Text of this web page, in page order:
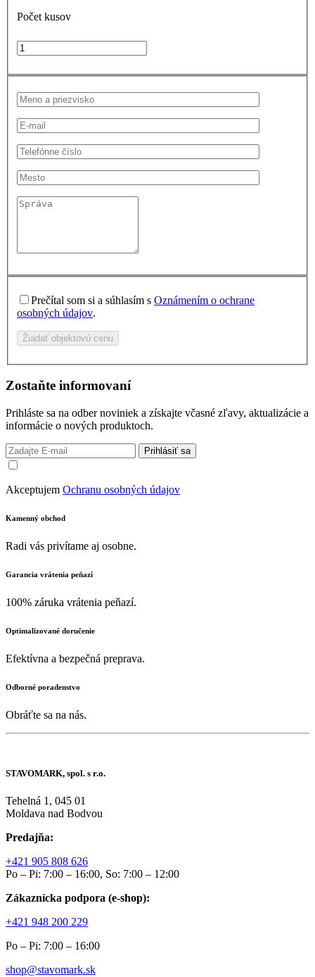
Počet kusov
Prečítal som si a súhlasím s Oznámením o ochrane
osobných údajov.
Žiadať objektovú cenu
Zostaňte informovaní
Prihláste sa na odber noviniek a získajte včasné zľavy, aktualizácie a
informácie o nových produktoch.
Prihlásiť sa
Akceptujem Ochranu osobných údajov
Kamenný obchod
Radi vás privítame aj osobne.
Garancia vrátenia peňazí
100% záruka vrátenia peňazí.
Optimalizované doručenie
Efektívna a bezpečná preprava.
Odborné poradenstvo
Obráťte sa na nás.
STAVOMARK, spol. s r.o.
Tehelná 1, 045 01
Moldava nad Bodvou
Predajňa:
+421 905 808 626
Po – Pi: 7:00 – 16:00, So: 7:00 – 12:00
Zákaznícka podpora (e-shop):
+421 948 200 229
Po – Pi: 7:00 – 16:00
shop@stavomark.sk